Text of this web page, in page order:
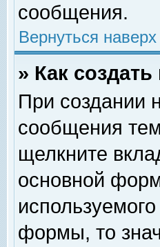
сообщения.
Вернуться наверх
» Как
При создании
сообщения
щелкните
основной
формы, то